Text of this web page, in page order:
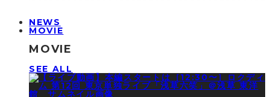
NEWS
MOVIE
MOVIE
SEE ALL